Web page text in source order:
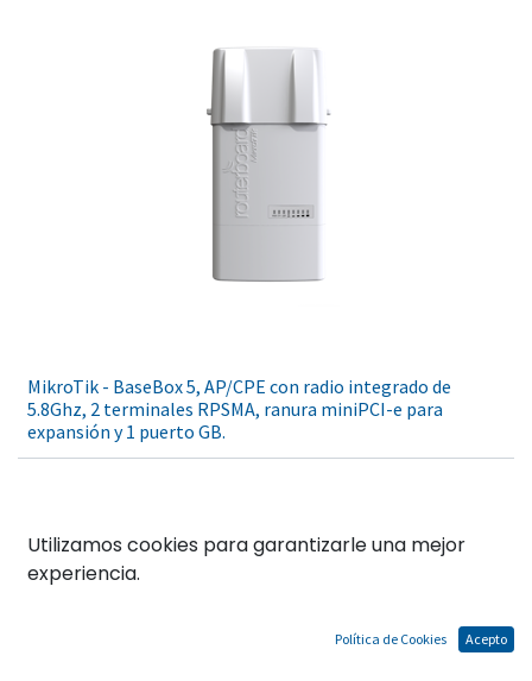
MikroTik - BaseBox 5, AP/CPE con radio integrado de
5.8Ghz, 2 terminales RPSMA, ranura miniPCI-e para
expansión y 1 puerto GB.
Utilizamos cookies para garantizarle una mejor
experiencia.
Política de Cookies Acepto